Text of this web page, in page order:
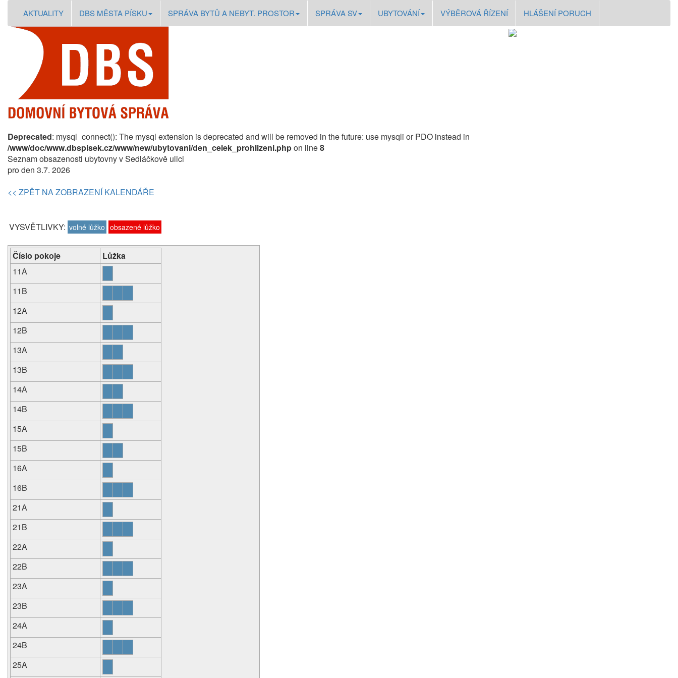
AKTUALITY DBS MĚSTA PÍSKU SPRÁVA BYTŮ A NEBYT. PROSTOR SPRÁVA SV UBYTOVÁNÍ VÝBĚROVÁ ŘÍZENÍ HLÁŠENÍ PORUCH
Deprecated: mysql_connect(): The mysql extension is deprecated and will be removed in the future: use mysqli or PDO instead in
/www/doc/www.dbspisek.cz/www/new/ubytovani/den_celek_prohlizeni.phpon line8
Seznam obsazenosti ubytovny v Sedláčkově ulici
pro den 3.7. 2026
<< ZPĚT NA ZOBRAZENÍ KALENDÁŘE
VYSVĚTLIVKY: volné lůžko obsazené lůžko
Číslo pokoje
Lůžka
11A
11B
12A
12B
13A
13B
14A
14B
15A
15B
16A
16B
21A
21B
22A
22B
23A
23B
24A
24B
25A